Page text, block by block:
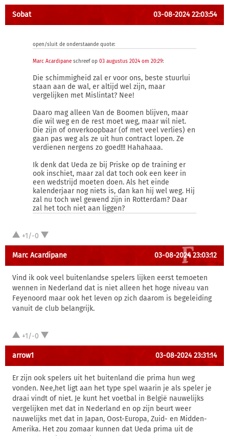
Sobat 03-08-2024 22:03:54
open/sluit de onderstaande quote:
Marc Acardipane schreef op 03 augustus 2024 om 20:29:
Die schimmigheid zal er voor ons, beste stuurlui
staan aan de wal, er altijd wel zijn, maar
vergelijken met Mislintat? Nee!
Daaro mag alleen Van de Boomen blijven, maar
die wil weg en de rest moet weg, maar wil niet.
Die zijn of onverkoopbaar (of met veel verlies) en
gaan pas weg als ze uit hun contract lopen. Ze
verdienen nergens zo goed!!! Hahahaaa.
Ik denk dat Ueda ze bij Priske op de training er
ook inschiet, maar zal dat toch ook een keer in
een wedstrijd moeten doen. Als het einde
kalenderjaar nog niets is, dan kan hij wel weg. Hij
zal nu toch wel gewend zijn in Rotterdam? Daar
zal het toch niet aan liggen?
+1/-0
Marc Acardipane 03-08-2024 23:03:12
Vind ik ook veel buitenlandse spelers lijken eerst temoeten
wennen in Nederland dat is niet alleen het hoge niveau van
Feyenoord maar ook het leven op zich daarom is begeleiding
vanuit de club belangrijk.
+1/-0
arrow1 03-08-2024 23:31:14
Er zijn ook spelers uit het buitenland die prima hun weg
vonden. Nee,het ligt aan het type spel waarin je als speler je
draai vindt of niet. Je kunt het voetbal in België nauwelijks
vergelijken met dat in Nederland en op zijn beurt weer
nauwelijks met dat in Japan, Oost-Europa, Zuid- en Midden-
Amerika. Het zou zomaar kunnen dat Ueda prima uit de